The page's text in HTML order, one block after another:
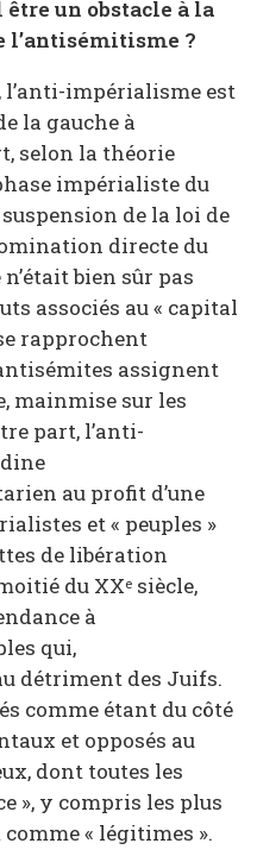
un obstacle à la
l’antisémitisme ?
l’anti-impérialisme est
la gauche à
selon la théorie
impérialiste du
de la loi de
directe du
bien sûr pas
associés au « capital
rapprochent
assignent
mainmise sur les
part, l’anti-
au profit d’une
et « peuples »
de libération
du XXe siècle,
à
qui,
détriment des Juifs.
comme étant du côté
et opposés au
dont toutes les
», y compris les plus
« légitimes ».